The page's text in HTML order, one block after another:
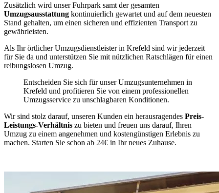
Zusätzlich wird unser Fuhrpark samt der gesamten
Umzugsausstattung kontinuierlich gewartet und auf dem neuesten
Stand gehalten, um einen sicheren und effizienten Transport zu
gewährleisten.
Als Ihr örtlicher Umzugsdienstleister in Krefeld sind wir jederzeit
für Sie da und unterstützen Sie mit nützlichen Ratschlägen für einen
reibungslosen Umzug.
Entscheiden Sie sich für unser Umzugsunternehmen in
Krefeld und profitieren Sie von einem professionellen
Umzugsservice zu unschlagbaren Konditionen.
Wir sind stolz darauf, unseren Kunden ein herausragendes Preis-
Leistungs-Verhältnis zu bieten und freuen uns darauf, Ihren
Umzug zu einem angenehmen und kostengünstigen Erlebnis zu
machen. Starten Sie schon ab 24€ in Ihr neues Zuhause.